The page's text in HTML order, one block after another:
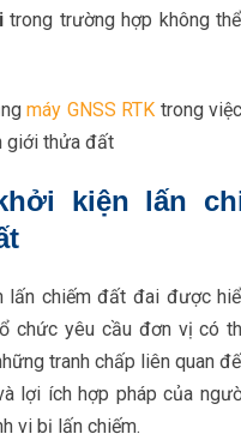
trong trường hợp không
máy GNSS RTK trong
giới thửa đất
kiện lấn
lấn chiếm đất đai được
chức yêu cầu đơn vị có
tranh chấp liên quan
lợi ích hợp pháp của
vi bị lấn chiếm.